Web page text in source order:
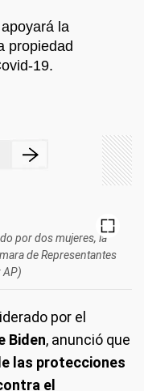
la
propiedad
19.
por dos mujeres, la
de Representantes
AP)
por el
Biden, anunció que
las protecciones
el